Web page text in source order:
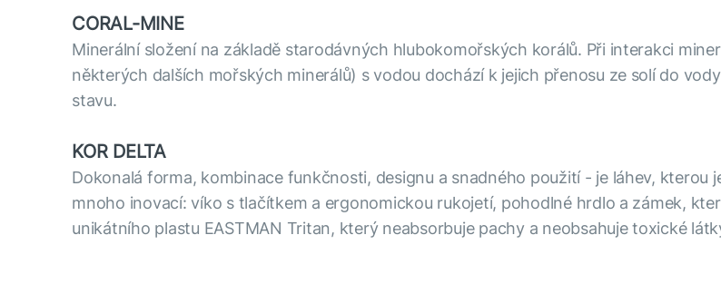
CORAL-MINE
Minerální složení na základě starodávných hlubokomořských korálů. Při interakci
některých dalších mořských minerálů) s vodou dochází k jejich přenosu ze solí do
stavu.
KOR DELTA
Dokonalá forma, kombinace funkčnosti, designu a snadného použití - je láhev, kterou
mnoho inovací: víko s tlačítkem a ergonomickou rukojetí, pohodlné hrdlo a zámek,
unikátního plastu EASTMAN Tritan, který neabsorbuje pachy a neobsahuje toxické